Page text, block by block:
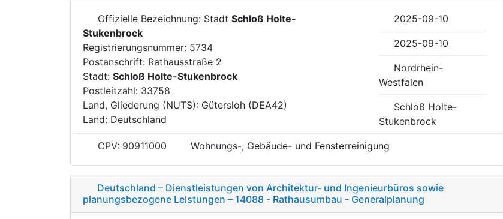
Offizielle Bezeichnung: Stadt Schloß Holte-
Stukenbrock
Registrierungsnummer: 5734
Postanschrift: Rathausstraße 2
Stadt: Schloß Holte-Stukenbrock
Postleitzahl: 33758
Land, Gliederung (NUTS): Gütersloh (DEA42)
Land: Deutschland
2025-09-10
2025-09-10
Nordrhein-
Westfalen
Schloß Holte-
Stukenbrock
CPV: 90911000 Wohnungs-, Gebäude- und Fensterreinigung
Deutschland – Dienstleistungen von Architektur- und Ingenieurbüros sowie
planungsbezogene Leistungen – 14088 - Rathausumbau - Generalplanung